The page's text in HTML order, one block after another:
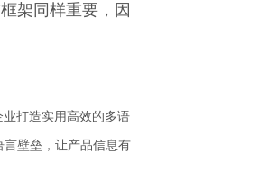
架同样重要，因
打造实用高效的多语
壁垒，让产品信息有